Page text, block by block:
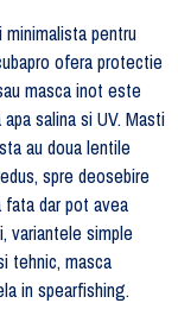
pentru
ofera protectie
masca inot este
salina si UV. Masti
au doua lentile
spre deosebire
dar pot avea
variantele simple
tehnic, masca
in spearfishing.